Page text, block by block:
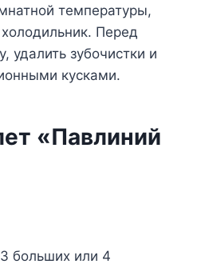
температуры,
Перед
удалить зубочистки и
кусками.
«Павлиний
больших или 4